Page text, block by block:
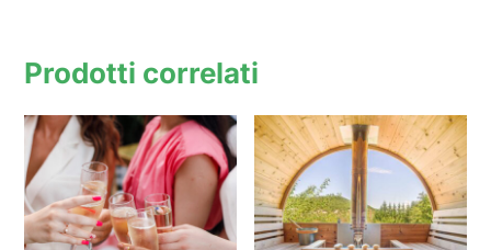
Prodotti correlati